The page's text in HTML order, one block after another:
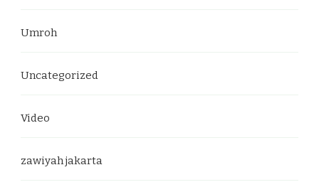
Umroh
Uncategorized
Video
zawiyah jakarta